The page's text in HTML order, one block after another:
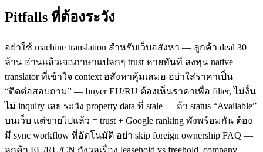
Pitfalls ที่ต้องระวัง
อย่าใช้ machine translation สำหรับเว็บอสังหา — ลูกค้า deal 30
ล้าน อ่านแล้วเจอภาษาแปลกๆ trust หายทันที ลงทุน native
translator ที่เข้าใจ context อสังหาคุ้มเสมอ อย่าใส่ราคาเป็น
“ติดต่อสอบถาม” — buyer EU/RU ต้องเห็นราคาเพื่อ filter, ไม่งั้น
ไม่ inquiry เลย ระวัง property data ที่ stale — ถ้า status “Available”
บนเว็บ แต่ขายไปแล้ว = trust + Google ranking พังพร้อมกัน ต้อง
มี sync workflow ที่อัตโนมัติ อย่า skip foreign ownership FAQ —
ลูกค้า EU/RU/CN กังวลเรื่อง leasehold vs freehold, company